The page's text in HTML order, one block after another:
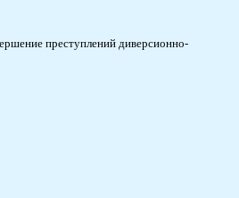
преступлений диверсионно-